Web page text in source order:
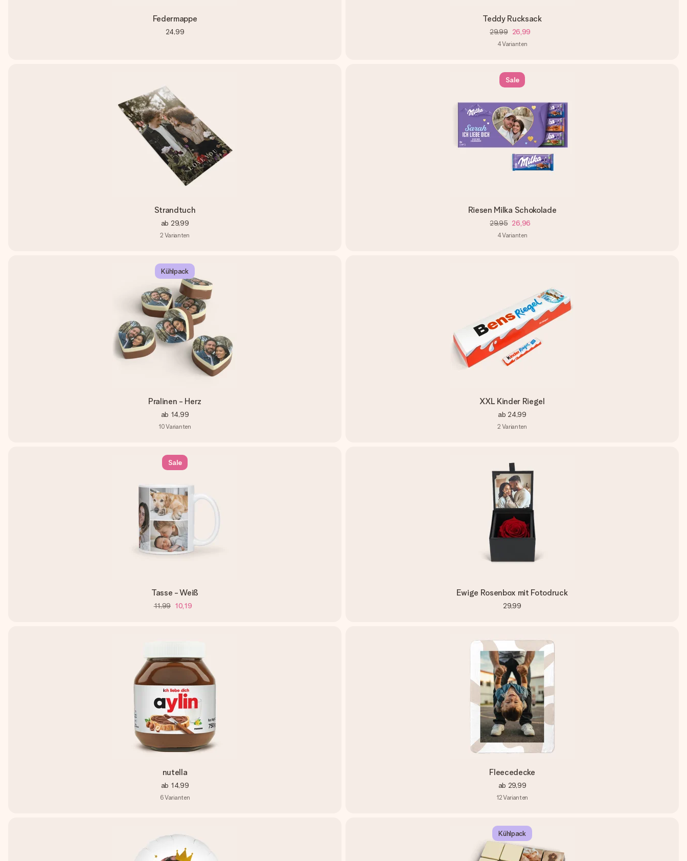
Federmappe
24,99
Teddy Rucksack
29,99 26,99
4Varianten
Strandtuch
ab 29,99
2 Varianten
Sale
Riesen Milka Schokolade
29,95 26,96
4Varianten
Kühlpack
Pralinen - Herz
ab 14,99
10Varianten
XXL Kinder Riegel
ab 24,99
2 Varianten
Sale
Tasse - Weiß
11,99 10,19
Ewige Rosenbox mit Fotodruck
29,99
nutella
ab 14,99
6Varianten
Fleecedecke
ab 29,99
12Varianten
Kühlpack